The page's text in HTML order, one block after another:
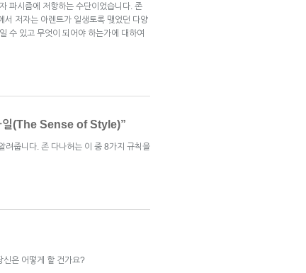
파시즘에 저항하는 수단이었습니다. 존
서 저자는 아렌트가 일생토록 맺었던 다양
수 있고 무엇이 되어야 하는가에 대하여
일(The Sense of Style)”
려줍니다. 존 다나허는 이 중 8가지 규칙을
신은 어떻게 할 건가요?